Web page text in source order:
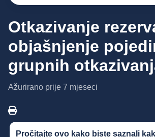
Otkazivanje
objašnjenje
grupnih
Ažurirano prije 7 mjeseci
Pročitajte ovo kako biste saznali